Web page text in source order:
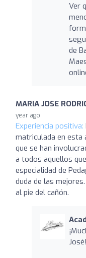
Ver
de
MARIA JOSE
year ago
Experiencia positiva:
matriculada en esta
que se han
a todos aquellos
especialidad de
duda de las
al pie del cañón.
José!